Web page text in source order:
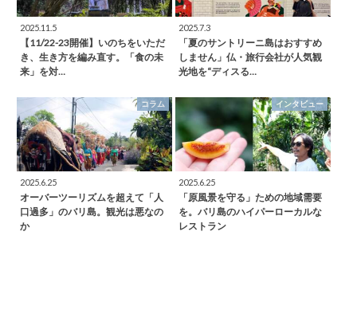
2025.11.5
【11/22-23開催】いのちをいただ
き、生き方を編み直す。「食の未
来」を対…
2025.7.3
「夏のサントリーニ島はおすすめ
しません」仏・旅行会社が人気観
光地を“ディスる…
コラム
2025.6.25
オーバーツーリズムを超えて「人
口過多」のバリ島。観光は悪なの
か
インタビュー
2025.6.25
「原風景を守る」ための地域需要
を。バリ島のハイパーローカルな
レストラン